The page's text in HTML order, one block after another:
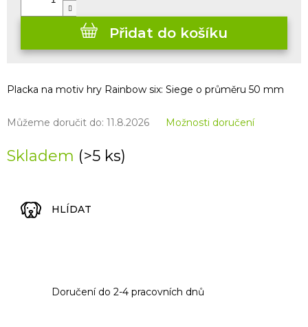
Skladem (>5 ks)
Můžeme doručit do: 11.8.2026 Možnosti doručení
Přidat do košíku
Placka na motiv hry Rainbow six: Siege o průměru 50 mm
HLÍDAT
Doručení do 2-4 pracovních dnů